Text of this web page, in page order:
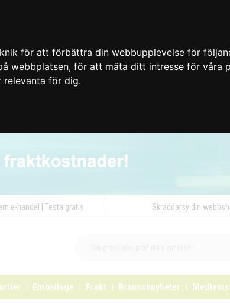
för att förbättra din webbupplevelse för
webbplatsen, för att mäta ditt intresse för våra
relevanta för dig.
e-handel | Testa gratis Skräddarsy din
Emballage Frakt Branschnyheter